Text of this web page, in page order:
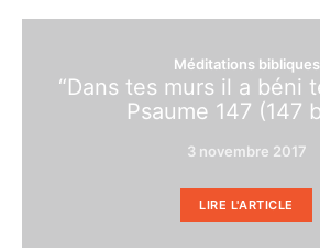
Méditations bibliques
“Dans tes murs il a béni
Psaume 147 (147
3 novembre 2017
LIRE L'ARTICLE